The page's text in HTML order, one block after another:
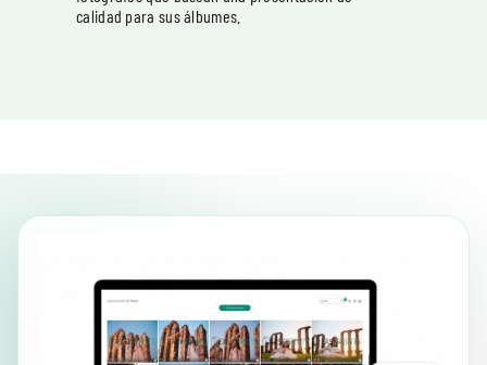
calidad para sus álbumes.